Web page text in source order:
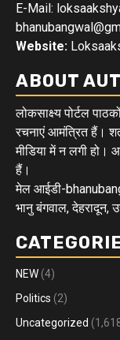
E-Mail:
Website:
ABOUT
लोकसाक्ष्य पोर्टल
रचनाएं आमंत्रित हैं।
मीडिया में न लगी हो।
हैं।
मेल आईडी-
भानु बंगवाल, देहरादून,
NEW (4)
Politics (2)
Uncategorized